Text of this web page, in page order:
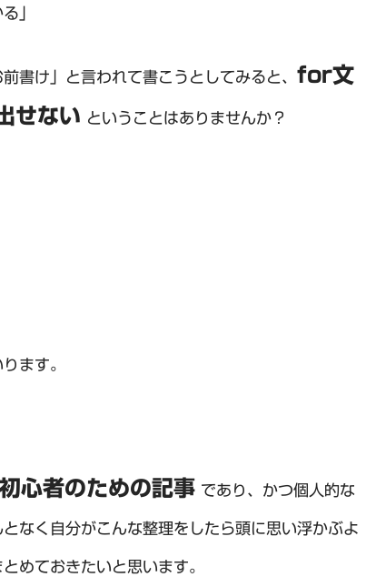
」
書け」と言われて書こうとしてみると、 for文
せない ということはありませんか？
ます。
初心者のための記事 であり、かつ個人的な
なく自分がこんな整理をしたら頭に思い浮かぶよ
めておきたいと思います。